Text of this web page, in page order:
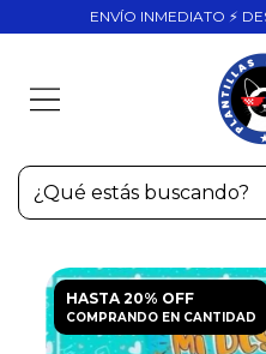
ENVÍO INMEDIATO ⚡
HASTA 20% OFF
COMPRANDO EN CANTIDAD